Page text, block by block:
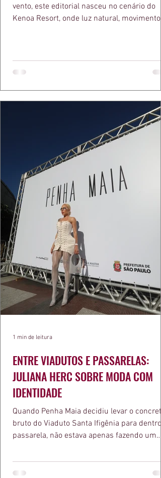
vento, este editorial nasceu no cenário do
Kenoa Resort, onde luz natural, movimento e
algo de intemporal em vestir o vento e
que ele conduza a cena. Cada dobra do
cada reflexo dourado da luz sobre a pe
ENTRE VIADUTOS E PASSARELAS:
JULIANA HERC SOBRE MODA COM
IDENTIDADE
Quando Penha Maia decidiu levar o concreto
bruto do Viaduto Santa Ifigênia para dentro
passarela, não estava apenas fazendo um
a apresentadora e influenciadora Juliana
defende há tempos, o de que moda
1 min de leitura